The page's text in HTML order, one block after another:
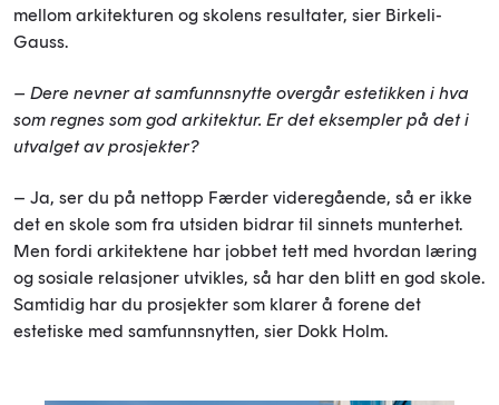
mellom arkitekturen og skolens resultater, sier Birkeli-
Gauss.
– Dere nevner at samfunnsnytte overgår estetikken i hva
som regnes som god arkitektur. Er det eksempler på det i
utvalget av prosjekter?
– Ja, ser du på nettopp Færder videregående, så er ikke
det en skole som fra utsiden bidrar til sinnets munterhet.
Men fordi arkitektene har jobbet tett med hvordan læring
og sosiale relasjoner utvikles, så har den blitt en god skole.
Samtidig har du prosjekter som klarer å forene det
estetiske med samfunnsnytten, sier Dokk Holm.